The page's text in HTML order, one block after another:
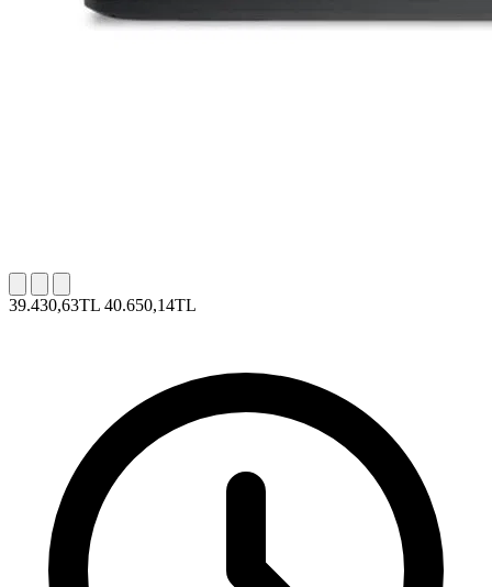
39.430,63TL 40.650,14TL